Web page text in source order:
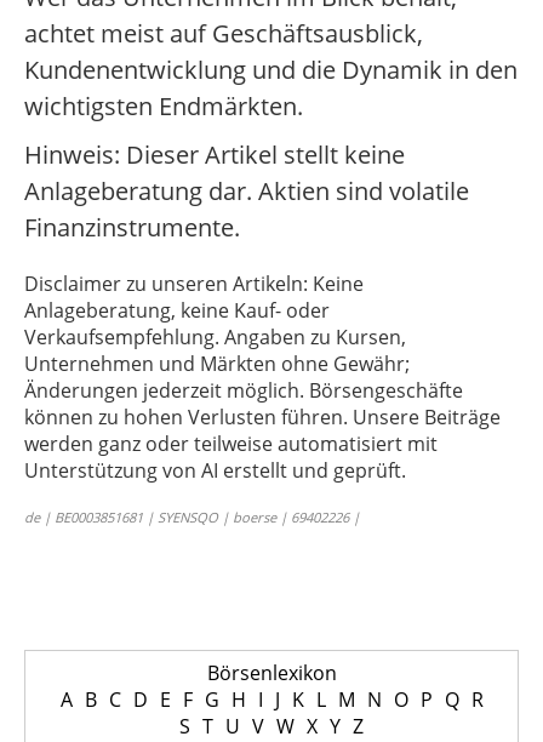
achtet meist auf Geschäftsausblick,
Kundenentwicklung und die Dynamik in den
wichtigsten Endmärkten.
Hinweis: Dieser Artikel stellt keine
Anlageberatung dar. Aktien sind volatile
Finanzinstrumente.
Disclaimer zu unseren Artikeln: Keine
Anlageberatung, keine Kauf- oder
Verkaufsempfehlung. Angaben zu Kursen,
Unternehmen und Märkten ohne Gewähr;
Änderungen jederzeit möglich. Börsengeschäfte
können zu hohen Verlusten führen. Unsere Beiträge
werden ganz oder teilweise automatisiert mit
Unterstützung von AI erstellt und geprüft.
de | BE0003851681 | SYENSQO | boerse | 69402226 |
Börsenlexikon
A B C D E F G H I J K L M N O P Q R
S T U V W X Y Z